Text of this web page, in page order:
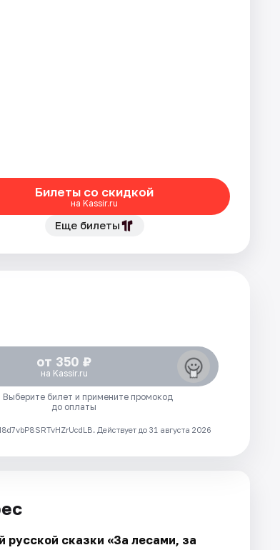
Билеты со скидкой
на Kassir.ru
Еще билеты
от 350 ₽
на Kassir.ru
Выберите билет и примените промокод
до оплаты
Действует до 31 августа 2026
русской сказки «За лесами, за